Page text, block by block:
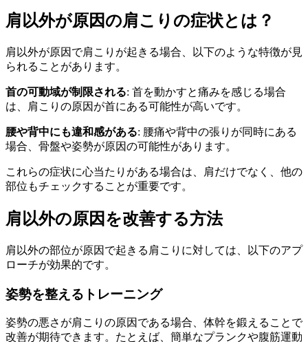
肩以外が原因の肩こりの症状とは？
肩以外が原因で肩こりが起きる場合、以下のような特徴が見
られることがあります。
首の可動域が制限される: 首を動かすと痛みを感じる場合
は、肩こりの原因が首にある可能性が高いです。
腰や背中にも違和感がある: 腰痛や背中の張りが同時にある
場合、骨盤や姿勢が原因の可能性があります。
これらの症状に心当たりがある場合は、肩だけでなく、他の
部位もチェックすることが重要です。
肩以外の原因を改善する方法
肩以外の部位が原因で起きる肩こりに対しては、以下のアプ
ローチが効果的です。
姿勢を整えるトレーニング
姿勢の悪さが肩こりの原因である場合、体幹を鍛えることで
改善が期待できます。たとえば、簡単なプランクや腹筋運動